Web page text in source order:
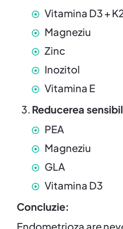
Vitamina D3 +
Magneziu
Zinc
Inozitol
Vitamina E
Reducerea
PEA
Magneziu
GLA
Vitamina D3
Concluzie:
Endometrioza are